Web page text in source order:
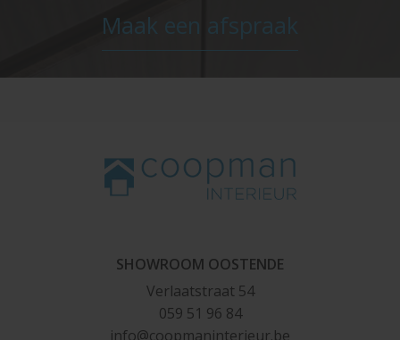
Maak een afspraak
SHOWROOM OOSTENDE
Verlaatstraat 54
059 51 96 84
info@coopmaninterieur.be